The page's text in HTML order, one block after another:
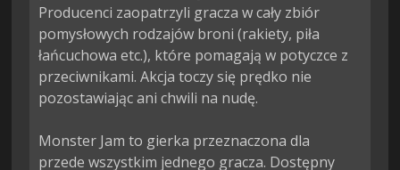
Producenci zaopatrzyli gracza w cały zbiór
pomysłowych rodzajów broni (rakiety, piła
łańcuchowa etc.), które pomagają w potyczce z
przeciwnikami. Akcja toczy się prędko nie
pozostawiając ani chwili na nudę.
Monster Jam to gierka przeznaczona dla
przede wszystkim jednego gracza. Dostępny